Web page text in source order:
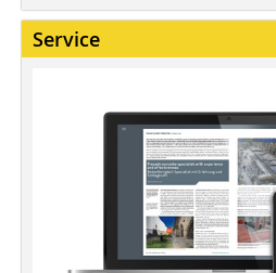
Service